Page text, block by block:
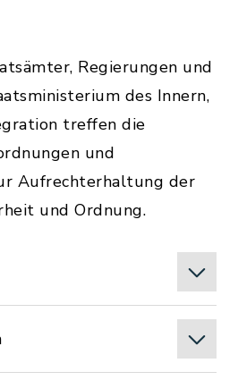
Regierungen und
des Innern,
treffen die
und
Aufrechterhaltung der
und Ordnung.